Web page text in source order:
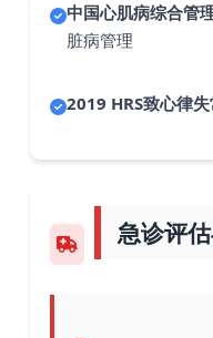
中国心肌病综合管
脏病管理
2019 HRS致心律
急诊评